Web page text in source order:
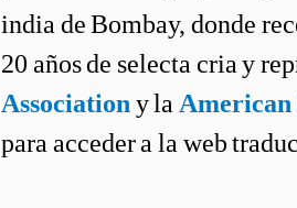
india de Bombay, donde
20 años de selecta cria y
Association y la American
para acceder a la web